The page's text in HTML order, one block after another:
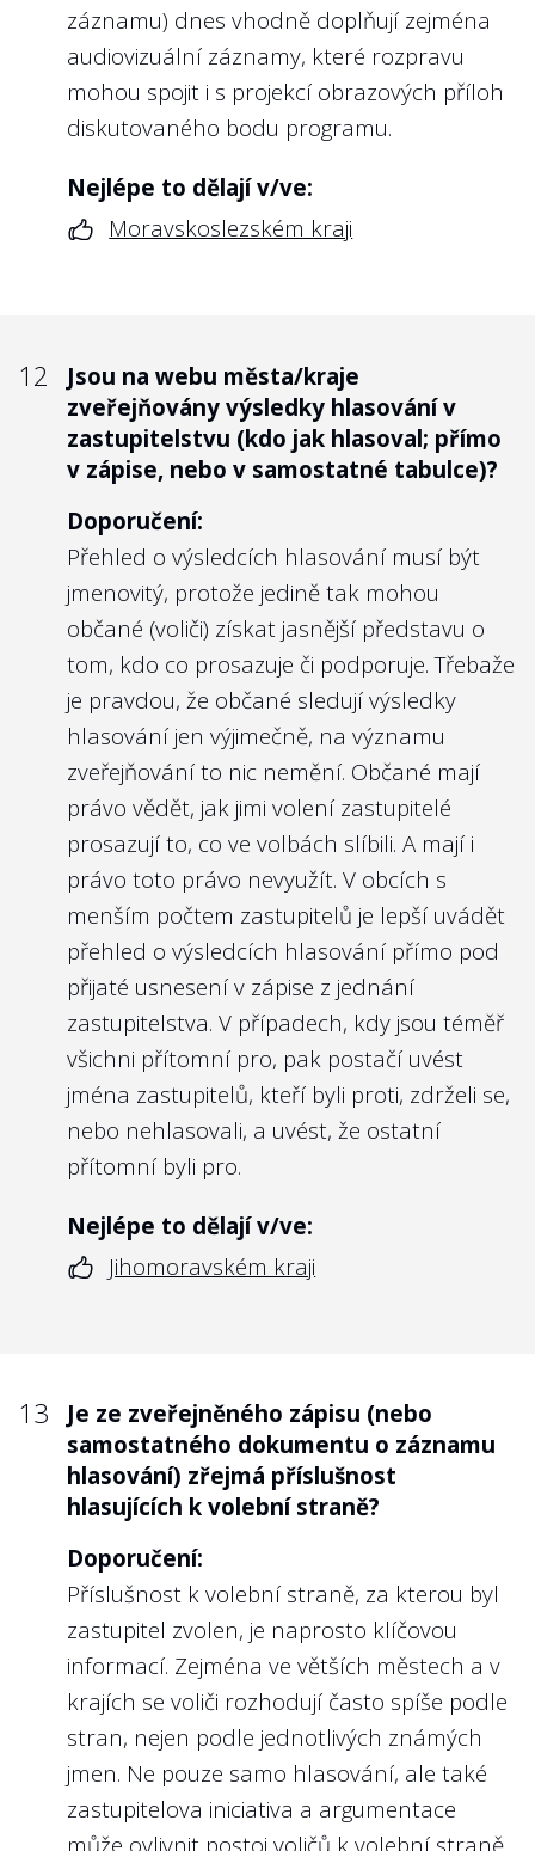
záznamu) dnes vhodně doplňují zejména
audiovizuální záznamy, které rozpravu
mohou spojit i s projekcí obrazových příloh
diskutovaného bodu programu.
Nejlépe to dělají v/ve:
Moravskoslezském kraji
12
Jsou na webu města/kraje
zveřejňovány výsledky hlasování v
zastupitelstvu (kdo jak hlasoval; přímo
v zápise, nebo v samostatné tabulce)?
Doporučení:
Přehled o výsledcích hlasování musí být
jmenovitý, protože jedině tak mohou
občané (voliči) získat jasnější představu o
tom, kdo co prosazuje či podporuje. Třebaže
je pravdou, že občané sledují výsledky
hlasování jen výjimečně, na významu
zveřejňování to nic nemění. Občané mají
právo vědět, jak jimi volení zastupitelé
prosazují to, co ve volbách slíbili. A mají i
právo toto právo nevyužít. V obcích s
menším počtem zastupitelů je lepší uvádět
přehled o výsledcích hlasování přímo pod
přijaté usnesení v zápise z jednání
zastupitelstva. V případech, kdy jsou téměř
všichni přítomní pro, pak postačí uvést
jména zastupitelů, kteří byli proti, zdrželi se,
nebo nehlasovali, a uvést, že ostatní
přítomní byli pro.
Nejlépe to dělají v/ve:
Jihomoravském kraji
13
Je ze zveřejněného zápisu (nebo
samostatného dokumentu o záznamu
hlasování) zřejmá příslušnost
hlasujících k volební straně?
Doporučení:
Příslušnost k volební straně, za kterou byl
zastupitel zvolen, je naprosto klíčovou
informací. Zejména ve větších městech a v
krajích se voliči rozhodují často spíše podle
stran, nejen podle jednotlivých známých
jmen. Ne pouze samo hlasování, ale také
zastupitelova iniciativa a argumentace
může ovlivnit postoj voličů k volební straně.